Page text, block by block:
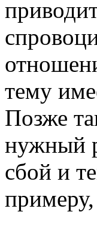
тему
Позже
нужный
сбой и